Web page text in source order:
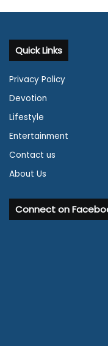
Quick Links
Privacy Policy
Devotion
Lifestyle
Entertainment
Contact us
About Us
Connect on